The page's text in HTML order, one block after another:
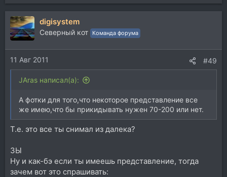
digisystem
Северный кот Команда форума
11 Авг 2011 #49
JAras написал(а):
А фотки для того,что некоторое представление все
же имею,что бы прикидывать нужен 70-200 или нет.
Т.е. это все ты снимал из далека?
ЗЫ
Ну и как-бэ если ты имеешь представление, тогда
зачем вот это спрашивать: